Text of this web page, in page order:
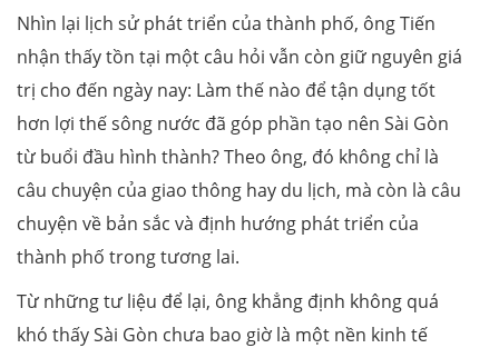
Nhìn lại lịch sử phát triển của thành phố, ông Tiến
nhận thấy tồn tại một câu hỏi vẫn còn giữ nguyên giá
trị cho đến ngày nay: Làm thế nào để tận dụng tốt
hơn lợi thế sông nước đã góp phần tạo nên Sài Gòn
từ buổi đầu hình thành? Theo ông, đó không chỉ là
câu chuyện của giao thông hay du lịch, mà còn là câu
chuyện về bản sắc và định hướng phát triển của
thành phố trong tương lai.
Từ những tư liệu để lại, ông khẳng định không quá
khó thấy Sài Gòn chưa bao giờ là một nền kinh tế